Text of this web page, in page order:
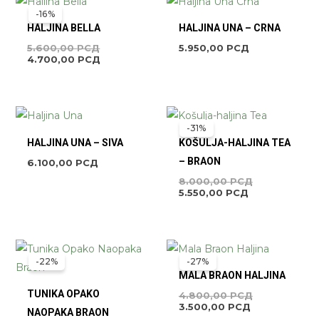
-16%
HALJINA BELLA
5.600,00РСД
BILA:
4.700,00 РСД
4.700,00 РСД.
HALJINA UNA – CRNA
5.950,00 РСД
HALJINA UNA – SIVA
6.100,00 РСД
-31%
KOŠULJA-HALJINA TEA
– BRAON
8.000,00РСД
ORIGINALNA
CENA
BILA:
5.550,00 РСД
TRENUTNA
CENA
5.550,00
-22%
TUNIKA OPAKO
NAOPAKA BRAON
ORIGINALNA
CENA
TRENUTNA
CENA
-27%
MALA BRAON HALJINA
4.800,00РСД
ORIGINALNA
CENA
BILA:
3.500,00 РСД
TRENUTNA
CENA
3.500,00